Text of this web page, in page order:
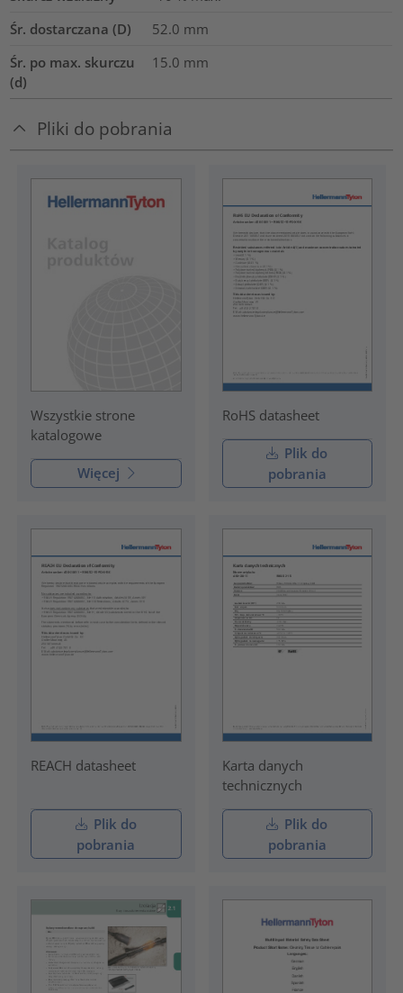
Śr. dostarczana (D)
52.0 mm
Śr. po max. skurczu
(d)
15.0 mm
Pliki do pobrania
Wszystkie strone
katalogowe
Więcej
RoHS datasheet
Plik do
pobrania
REACH datasheet
Plik do
pobrania
Karta danych
technicznych
Plik do
pobrania